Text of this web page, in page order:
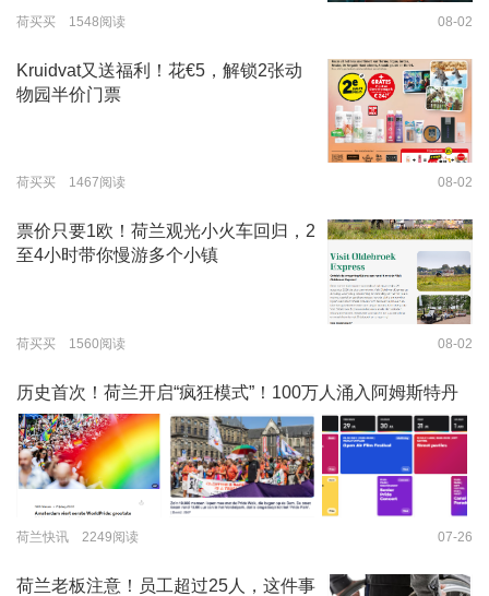
荷买买 1548阅读 08-02
Kruidvat又送福利！花€5，解锁2张动
物园半价门票
荷买买 1467阅读 08-02
票价只要1欧！荷兰观光小火车回归，2
至4小时带你慢游多个小镇
荷买买 1560阅读 08-02
历史首次！荷兰开启“疯狂模式”！100万人涌入阿姆斯特丹
荷兰快讯 2249阅读 07-26
荷兰老板注意！员工超过25人，这件事